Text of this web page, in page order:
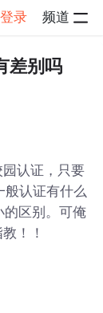
登录 频道
差别吗
认证，只要
认证有什么
的区别。可俺
！！